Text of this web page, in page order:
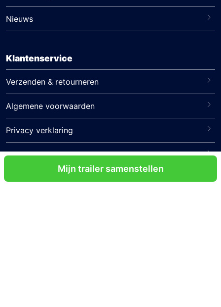
Mijn trailer samenstellen
Nieuws
Klantenservice
Verzenden & retourneren
Algemene voorwaarden
Privacy verklaring
Disclaimer